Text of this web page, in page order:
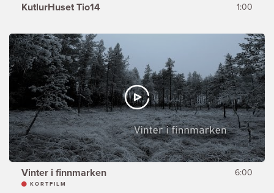
KutlurHuset Tio14 1:00
Vinter i finnmarken 6:00
KORTFILM